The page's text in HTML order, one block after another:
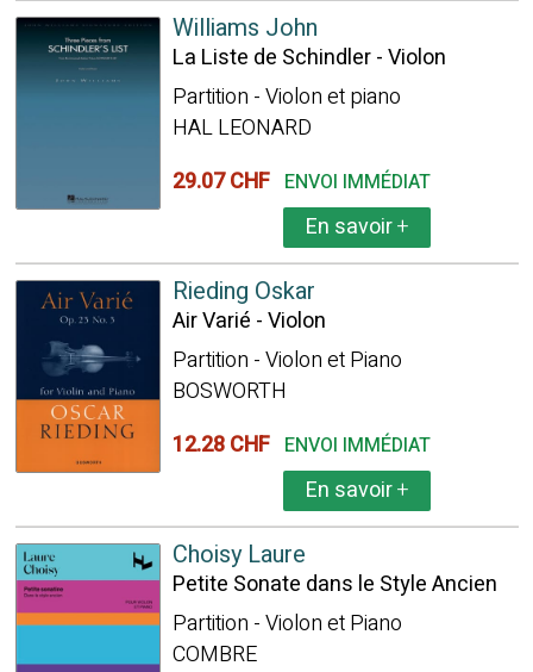
Williams John
La Liste de Schindler - Violon
Partition - Violon et piano
HAL LEONARD
29.07 CHF ENVOI IMMÉDIAT
En savoir+
Rieding Oskar
Air Varié - Violon
Partition - Violon et Piano
BOSWORTH
12.28 CHF ENVOI IMMÉDIAT
En savoir+
Choisy Laure
Petite Sonate dans le Style Ancien
Partition - Violon et Piano
COMBRE